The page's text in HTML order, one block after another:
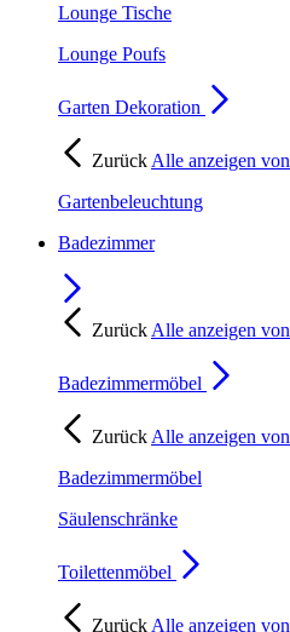
Lounge Tische
Lounge Poufs
Garten Dekoration
Zurück Alle anzeigen von
Gartenbeleuchtung
Badezimmer
Zurück Alle anzeigen von
Badezimmermöbel
Zurück Alle anzeigen von
Badezimmermöbel
Säulenschränke
Toilettenmöbel
Zurück Alle anzeigen von